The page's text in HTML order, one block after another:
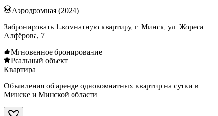
Аэродромная (2024)
Забронировать 1-комнатную квартиру, г. Минск, ул. Жореса
Алфёрова, 7
Мгновенное бронирование
Реальный объект
Квартира
Объявления об аренде однокомнатных квартир на сутки в
Минске и Минской области